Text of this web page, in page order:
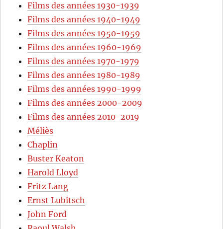
Films des années 1930-1939
Films des années 1940-1949
Films des années 1950-1959
Films des années 1960-1969
Films des années 1970-1979
Films des années 1980-1989
Films des années 1990-1999
Films des années 2000-2009
Films des années 2010-2019
Méliès
Chaplin
Buster Keaton
Harold Lloyd
Fritz Lang
Ernst Lubitsch
John Ford